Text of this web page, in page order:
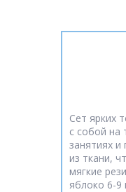
Сет ярких
с собой на
занятиях
из ткани,
мягкие
яблоко 6-9